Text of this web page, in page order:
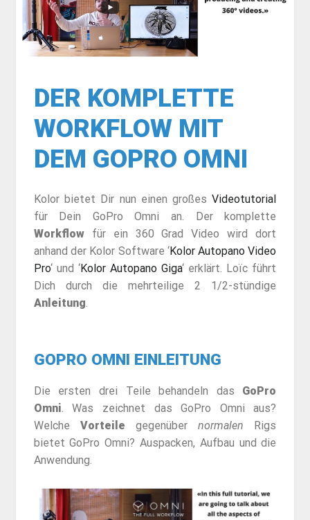
DER KOMPLETTE
WORKFLOW MIT
DEM GOPRO OMNI
Kolor bietet Dir nun einen großesVideotutorial
für Dein GoPro Omni an. Der komplette
Workflowfür ein 360 Grad Video wird dort
anhand der Kolor Software ‘Kolor Autopano Video
Pro‘ und ‘Kolor Autopano Giga‘ erklärt. Loïc führt
Dich durch die mehrteilige 2 1/2-stündige
Anleitung.
GOPRO OMNI EINLEITUNG
Die ersten drei Teile behandeln das GoPro
Omni . Was zeichnet das GoPro Omni aus?
Welche Vorteile gegenübernormalen Rigs
bietet GoPro Omni? Auspacken, Aufbau und die
Anwendung.